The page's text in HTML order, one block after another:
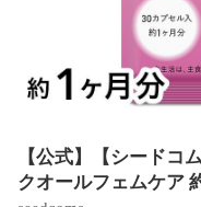
【公式】【シードコ
クオールフェムケア